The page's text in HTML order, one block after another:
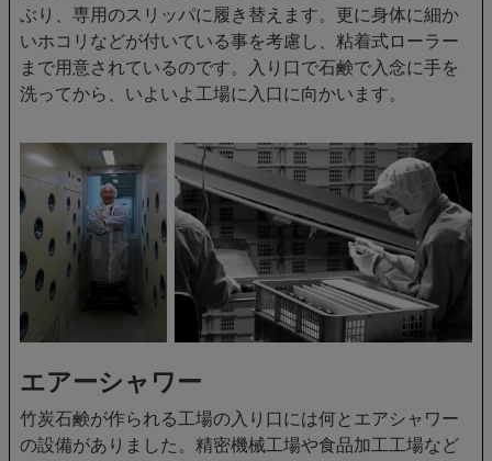
ぶり、専用のスリッパに履き替えます。更に身体に細か
いホコリなどが付いている事を考慮し、粘着式ローラー
まで用意されているのです。入り口で石鹸で入念に手を
洗ってから、いよいよ工場に入口に向かいます。
エアーシャワー
竹炭石鹸が作られる工場の入り口には何とエアシャワー
の設備がありました。精密機械工場や食品加工工場など